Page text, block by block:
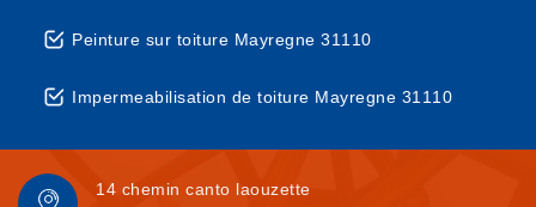
Peinture sur toiture Mayregne 31110
Impermeabilisation de toiture Mayregne 31110
14 chemin canto laouzette